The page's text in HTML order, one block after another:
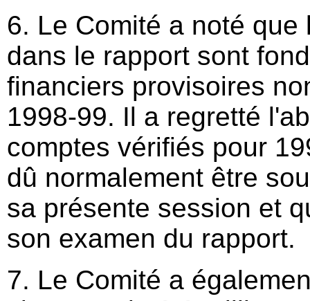
6. Le Comité a noté
dans le rapport sont
financiers provisoires
1998-99. Il a regretté
comptes vérifiés pour
dû normalement être
sa présente session et
son examen du rapport.
7. Le Comité a